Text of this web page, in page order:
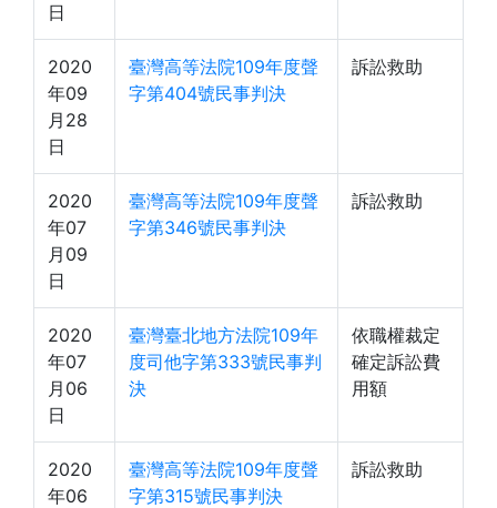
日
2020
年09
月28
日
臺灣高等法院109年度聲
字第404號民事判決
訴訟救助
2020
年07
月09
日
臺灣高等法院109年度聲
字第346號民事判決
訴訟救助
2020
年07
月06
日
臺灣臺北地方法院109年
度司他字第333號民事判
決
依職權裁定
確定訴訟費
用額
2020
年06
臺灣高等法院109年度聲
字第315號民事判決
訴訟救助